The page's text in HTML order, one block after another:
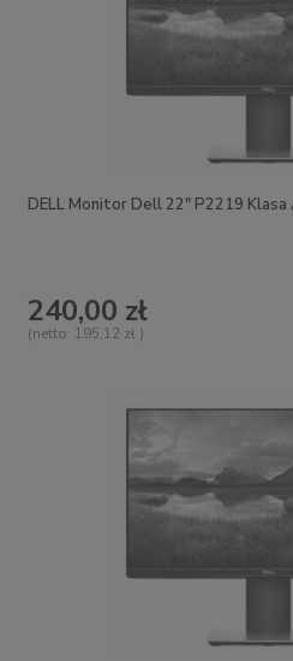
DELL Monitor Dell 22" P2219 Klasa
240,00 zł
(netto: 195,12 zł )